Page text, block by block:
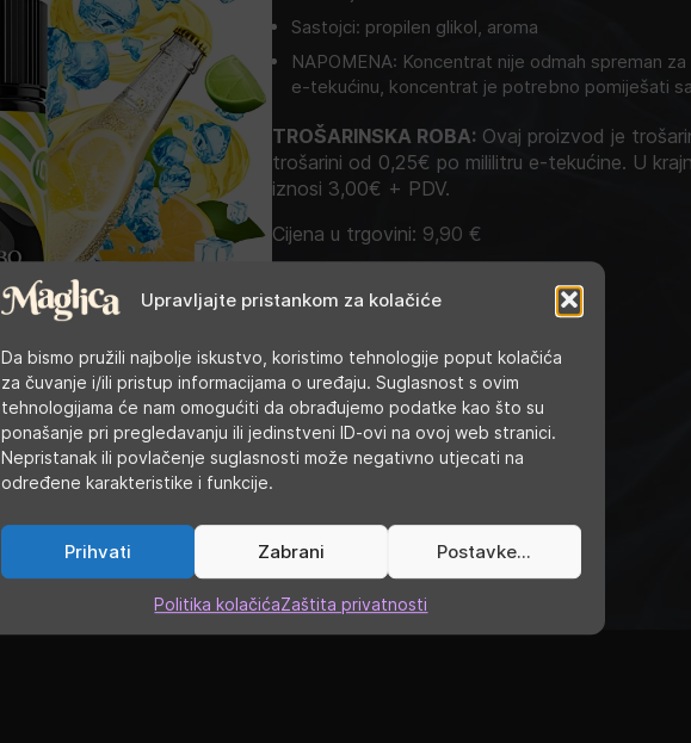
Upravljajte pristankom za kolačiće
Da bismo pružili najbolje iskustvo, koristimo tehnologije poput kolačića
za čuvanje i/ili pristup informacijama o uređaju. Suglasnost s ovim
tehnologijama će nam omogućiti da obrađujemo podatke kao što su
ponašanje pri pregledavanju ili jedinstveni ID-ovi na ovoj web stranici.
Nepristanak ili povlačenje suglasnosti može negativno utjecati na
određene karakteristike i funkcije.
Prihvati Zabrani Postavke...
Politika kolačićaZaštita privatnosti
Sastojci: propilen glikol, aroma
NAPOMENA: Koncentrat nije odmah spreman
e-tekućinu, koncentrat je potrebno pomiješati
TROŠARINSKA ROBA: Ovaj proizvod je
trošarini od 0,25€ po mililitru e-tekućine. U
iznosi 3,00€ + PDV.
Cijena u trgovini: 9,90 €
Kategorije:Arome,DIY tekućine